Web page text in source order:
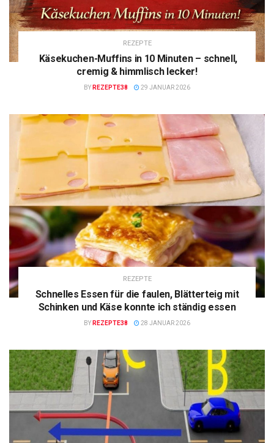
REZEPTE
Käsekuchen-Muffins in 10 Minuten – schnell,
cremig & himmlisch lecker!
BY REZEPTE38 29 JANUAR 2026
REZEPTE
Schnelles Essen für die faulen, Blätterteig mit
Schinken und Käse konnte ich ständig essen
BY REZEPTE38 28 JANUAR 2026